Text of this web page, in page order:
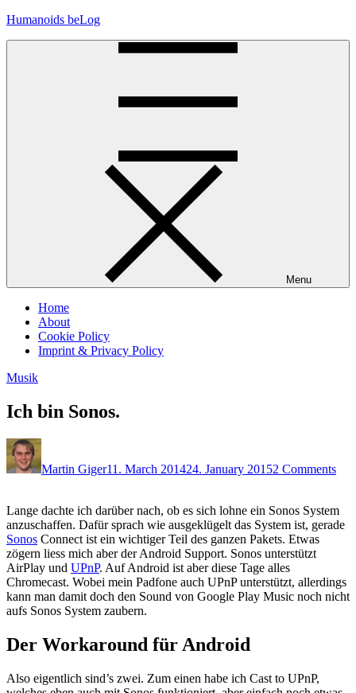
Skip
Humanoids beLog
Menu
Home
About
Cookie Policy
Imprint & Privacy Policy
Musik
Ich bin Sonos.
Martin Giger11. March 201424. January 20152 Comments
Lange dachte ich darüber nach, ob es sich lohne ein Sonos System
anzuschaffen. Dafür sprach wie ausgeklügelt das System ist, gerade
Sonos Connect ist ein wichtiger Teil des ganzen Pakets. Etwas
zögern liess mich aber der Android Support. Sonos unterstützt
AirPlay und UPnP. Auf Android ist aber diese Tage alles
Chromecast. Wobei mein Padfone auch UPnP unterstützt, allerdings
kann man damit doch den Sound von Google Play Music noch nicht
aufs Sonos System zaubern.
Der Workaround für Android
Also eigentlich sind’s zwei. Zum einen habe ich Cast to UPnP,